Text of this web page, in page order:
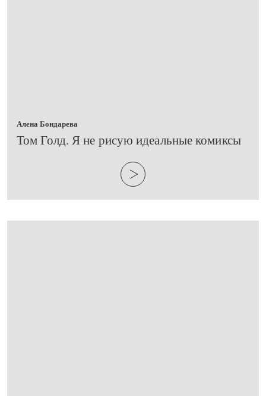
Алена Бондарева
​Том Голд. Я не рисую идеальные комиксы